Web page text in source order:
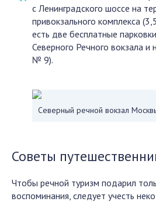
с Ленинградского шоссе на
привокзального комплекса
есть две бесплатные
Северного Речного вокзала и
№ 9).
Северный речной вокзал
Советы
Чтобы речной туризм подарил
воспоминания, следует учесть